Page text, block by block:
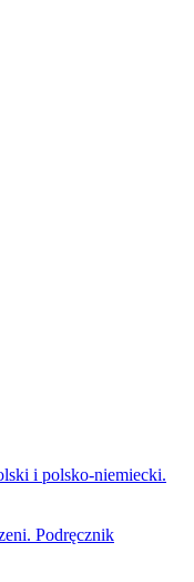
i polsko-niemiecki.
Podręcznik